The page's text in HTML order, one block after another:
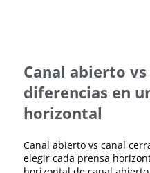
Canal abierto
diferencias en
horizontal
Canal abierto vs canal
elegir cada prensa